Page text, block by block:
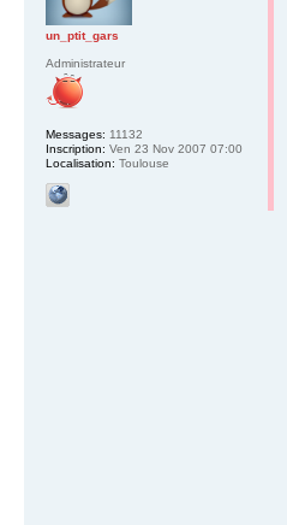
un_ptit_gars
Administrateur
Messages: 11132
Inscription: Ven 23 Nov 2007 07:00
Localisation: Toulouse